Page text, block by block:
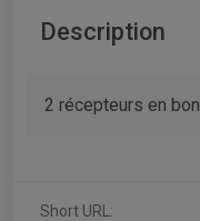
Description
2 récepteurs en
Short URL: